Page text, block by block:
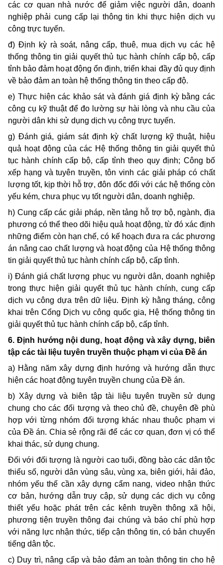
các cơ quan nhà nước để giảm việc người dân, doanh
nghiệp phải cung cấp lại thông tin khi thực hiện dịch vụ
công trực tuyến.
đ) Định kỳ rà soát, nâng cấp, thuê, mua dịch vụ các hệ
thống thông tin giải quyết thủ tục hành chính cấp bộ, cấp
tỉnh bảo đảm hoạt động ổn định, triển khai đầy đủ quy định
về bảo đảm an toàn hệ thống thông tin theo cấp độ.
e) Thực hiện các khảo sát và đánh giá định kỳ bằng các
công cụ kỹ thuật để đo lường sự hài lòng và nhu cầu của
người dân khi sử dụng dịch vụ công trực tuyến.
g) Đánh giá, giám sát định kỳ chất lượng kỹ thuật, hiệu
quả hoạt động của các Hệ thống thông tin giải quyết thủ
tục hành chính cấp bộ, cấp tỉnh theo quy định; Công bố
xếp hạng và tuyên truyền, tôn vinh các giải pháp có chất
lượng tốt, kịp thời hỗ trợ, đôn đốc đối với các hệ thống còn
yếu kém, chưa phục vụ tốt người dân, doanh nghiệp.
h) Cung cấp các giải pháp, nền tảng hỗ trợ bộ, ngành, địa
phương có thể theo dõi hiệu quả hoạt động, từ đó xác định
những điểm còn hạn chế, có kế hoạch đưa ra các phương
án nâng cao chất lượng và hoạt động của Hệ thống thông
tin giải quyết thủ tục hành chính cấp bộ, cấp tỉnh.
i) Đánh giá chất lượng phục vụ người dân, doanh nghiệp
trong thực hiện giải quyết thủ tục hành chính, cung cấp
dịch vụ công dựa trên dữ liệu. Định kỳ hằng tháng, công
khai trên Cổng Dịch vụ công quốc gia, Hệ thống thông tin
giải quyết thủ tục hành chính cấp bộ, cấp tỉnh.
6. Định hướng nội dung, hoạt động và xây dựng, biên
tập các tài liệu tuyên truyền thuộc phạm vi của Đề án
a) Hằng năm xây dựng định hướng và hướng dẫn thực
hiện các hoạt động tuyên truyền chung của Đề án.
b) Xây dựng và biên tập tài liệu tuyên truyền sử dụng
chung cho các đối tượng và theo chủ đề, chuyên đề phù
hợp với từng nhóm đối tượng khác nhau thuộc phạm vi
của Đề án. Chia sẻ rộng rãi để các cơ quan, đơn vị có thể
khai thác, sử dụng chung.
Đối với đối tượng là người cao tuổi, đồng bào các dân tộc
thiểu số, người dân vùng sâu, vùng xa, biên giới, hải đảo,
nhóm yếu thế cần xây dựng cẩm nang, video nhận thức
cơ bản, hướng dẫn truy cập, sử dụng các dịch vụ công
thiết yếu hoặc phát trên các kênh truyền thông xã hội,
phương tiện truyền thông đại chúng và báo chí phù hợp
với năng lực nhận thức, tiếp cận thông tin, có bản chuyển
tiếng dân tộc.
c) Duy trì, nâng cấp và bảo đảm an toàn thông tin cho hệ